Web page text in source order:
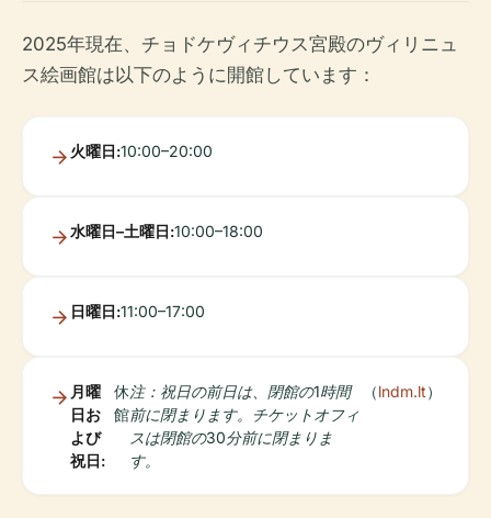
2025年現在、チョドケヴィチウス宮殿のヴィリニュ
ス絵画館は以下のように開館しています：
火曜日:10:00–20:00
水曜日–土曜日:10:00–18:00
日曜日:11:00–17:00
月曜
日お
よび
祝日:
休
館
注：祝日の前日は、閉館の1時間
前に閉まります。チケットオフィ
スは閉館の30分前に閉まりま
す。
（lndm.lt）